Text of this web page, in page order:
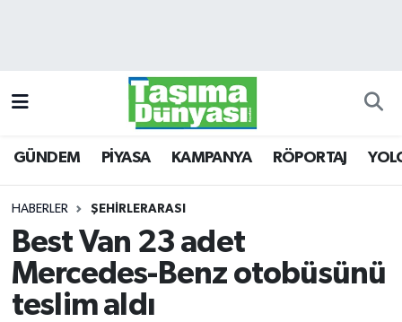
GÜNDEM PİYASA KAMPANYA RÖPORTAJ
HABERLER ŞEHİRLERARASI
Best Van 23 adet
Mercedes-Benz otobüsünü
teslim aldı
KAMPANYA
RÖPORTAJ
YOLCU TAŞIMA
LOJİSTİK
Trafik Durumu
Süper Lig Puan Durumu ve Fikstür
Tüm Manşetler
Son Dakika Haberleri
Haber Arşivi